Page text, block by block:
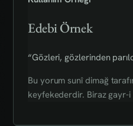
Edebi Örnek
“Gözleri, gözlerinden
Bu yorum sunî dimağ
keyfekederdir. Biraz gayr-